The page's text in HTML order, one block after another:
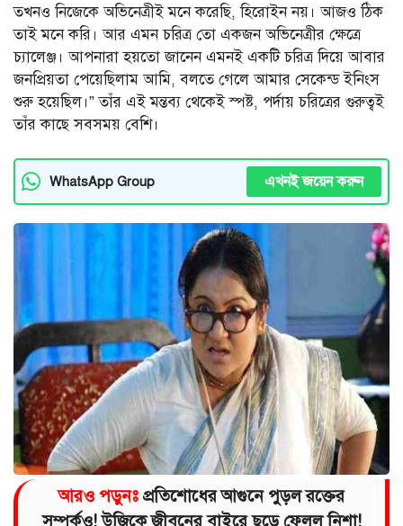
তখনও নিজেকে অভিনেত্রীই মনে করেছি, হিরোইন নয়। আজও ঠিক
তাই মনে করি। আর এমন চরিত্র তো একজন অভিনেত্রীর ক্ষেত্রে
চ্যালেঞ্জ। আপনারা হয়তো জানেন এমনই একটি চরিত্র দিয়ে আবার
জনপ্রিয়তা পেয়েছিলাম আমি, বলতে গেলে আমার সেকেন্ড ইনিংস
শুরু হয়েছিল।” তাঁর এই মন্তব্য থেকেই স্পষ্ট, পর্দায় চরিত্রের গুরুত্বই
তাঁর কাছে সবসময় বেশি।
WhatsApp Group এখনই জয়েন করুন
আরও পড়ুনঃ প্রতিশোধের আগুনে পুড়ল রক্তের
সম্পর্কও! উজিকে জীবনের বাইরে ছুড়ে ফেলল নিশা!